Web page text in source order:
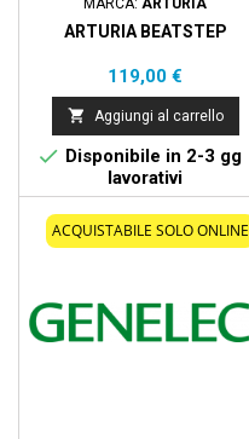
ARTURIA BEATSTEP
Prezzo
119,00 €
 Aggiungi al carrello
 Disponibile in 2-3 gg
lavorativi
ACQUISTABILE SOLO ONLINE